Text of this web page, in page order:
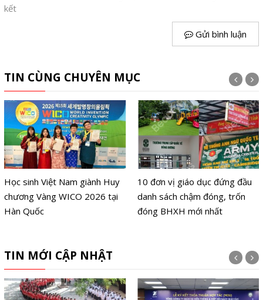
kết
Gửi bình luận
TIN CÙNG CHUYÊN MỤC
Học sinh Việt Nam giành Huy
chương Vàng WICO 2026 tại
Hàn Quốc
10 đơn vị giáo dục đứng đầu
danh sách chậm đóng, trốn
đóng BHXH mới nhất
TIN MỚI CẬP NHẬT